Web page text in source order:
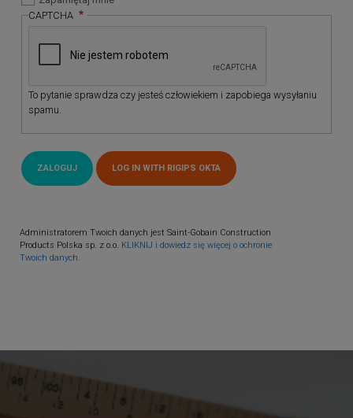
CAPTCHA
To pytanie sprawdza czy jesteś człowiekiem i zapobiega wysyłaniu
spamu.
Administratorem Twoich danych jest Saint-Gobain Construction
Products Polska sp. z o.o. KLIKNIJ i dowiedz się więcej o ochronie
Twoich danych.